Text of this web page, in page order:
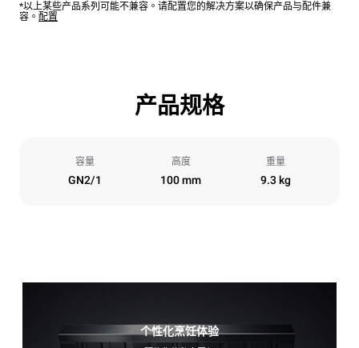
*以上某些产品系列可能不兼容。请配置您的解决方案以确保产品与配件兼
容。 配置
产品规格
容量
GN2/1
高度
100 mm
重量
9.3 kg
个性化烹饪体验